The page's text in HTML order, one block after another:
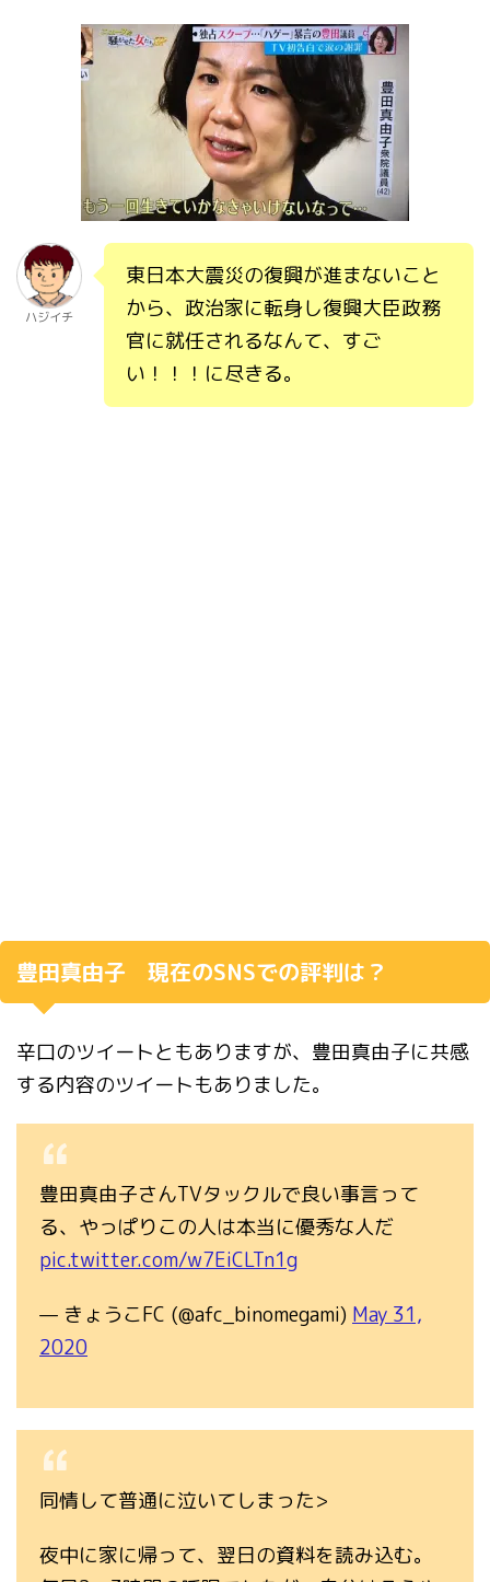
ハジイチ
東日本大震災の復興が進まないこと
から、政治家に転身し復興大臣政務
官に就任されるなんて、すご
い！！！に尽きる。
豊田真由子 現在のSNSでの評判は？
辛口のツイートともありますが、豊田真由子に共感
する内容のツイートもありました。
豊田真由子さんTVタックルで良い事言って
る、やっぱりこの人は本当に優秀な人だ
pic.twitter.com/w7EiCLTn1g
— きょうこFC (@afc_binomegami) May 31,
2020
同情して普通に泣いてしまった>
夜中に家に帰って、翌日の資料を読み込む。